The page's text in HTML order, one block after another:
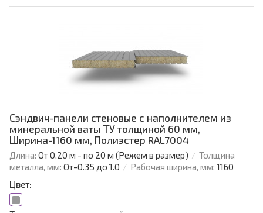
Сэндвич-панели стеновые с наполнителем из
минеральной ваты ТУ толщиной 60 мм,
Ширина-1160 мм, Полиэстер RAL7004
Длина: От 0,20 м - по 20 м (Режем в размер)
Толщина
металла, мм: От-0.35 до 1.0 Рабочая ширина, мм: 1160
Цвет: